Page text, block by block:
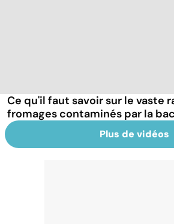
Ce qu'il faut savoir sur le vaste
fromages contaminés par la
Plus de vidéos